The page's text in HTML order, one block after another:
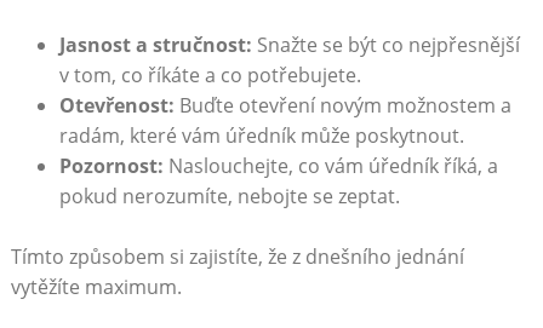
Jasnost a stručnost: Snažte⁤ se být co nejpřesnější
v tom, ‍co říkáte a co potřebujete.
Otevřenost: Buďte⁣ otevření novým možnostem a‍
radám, které ⁣vám ⁤úředník může poskytnout.
Pozornost: Naslouchejte, co vám úředník říká, a
pokud nerozumíte,‌ nebojte se zeptat.
Tímto způsobem si zajistíte, že⁤ z dnešního jednání
vytěžíte maximum.